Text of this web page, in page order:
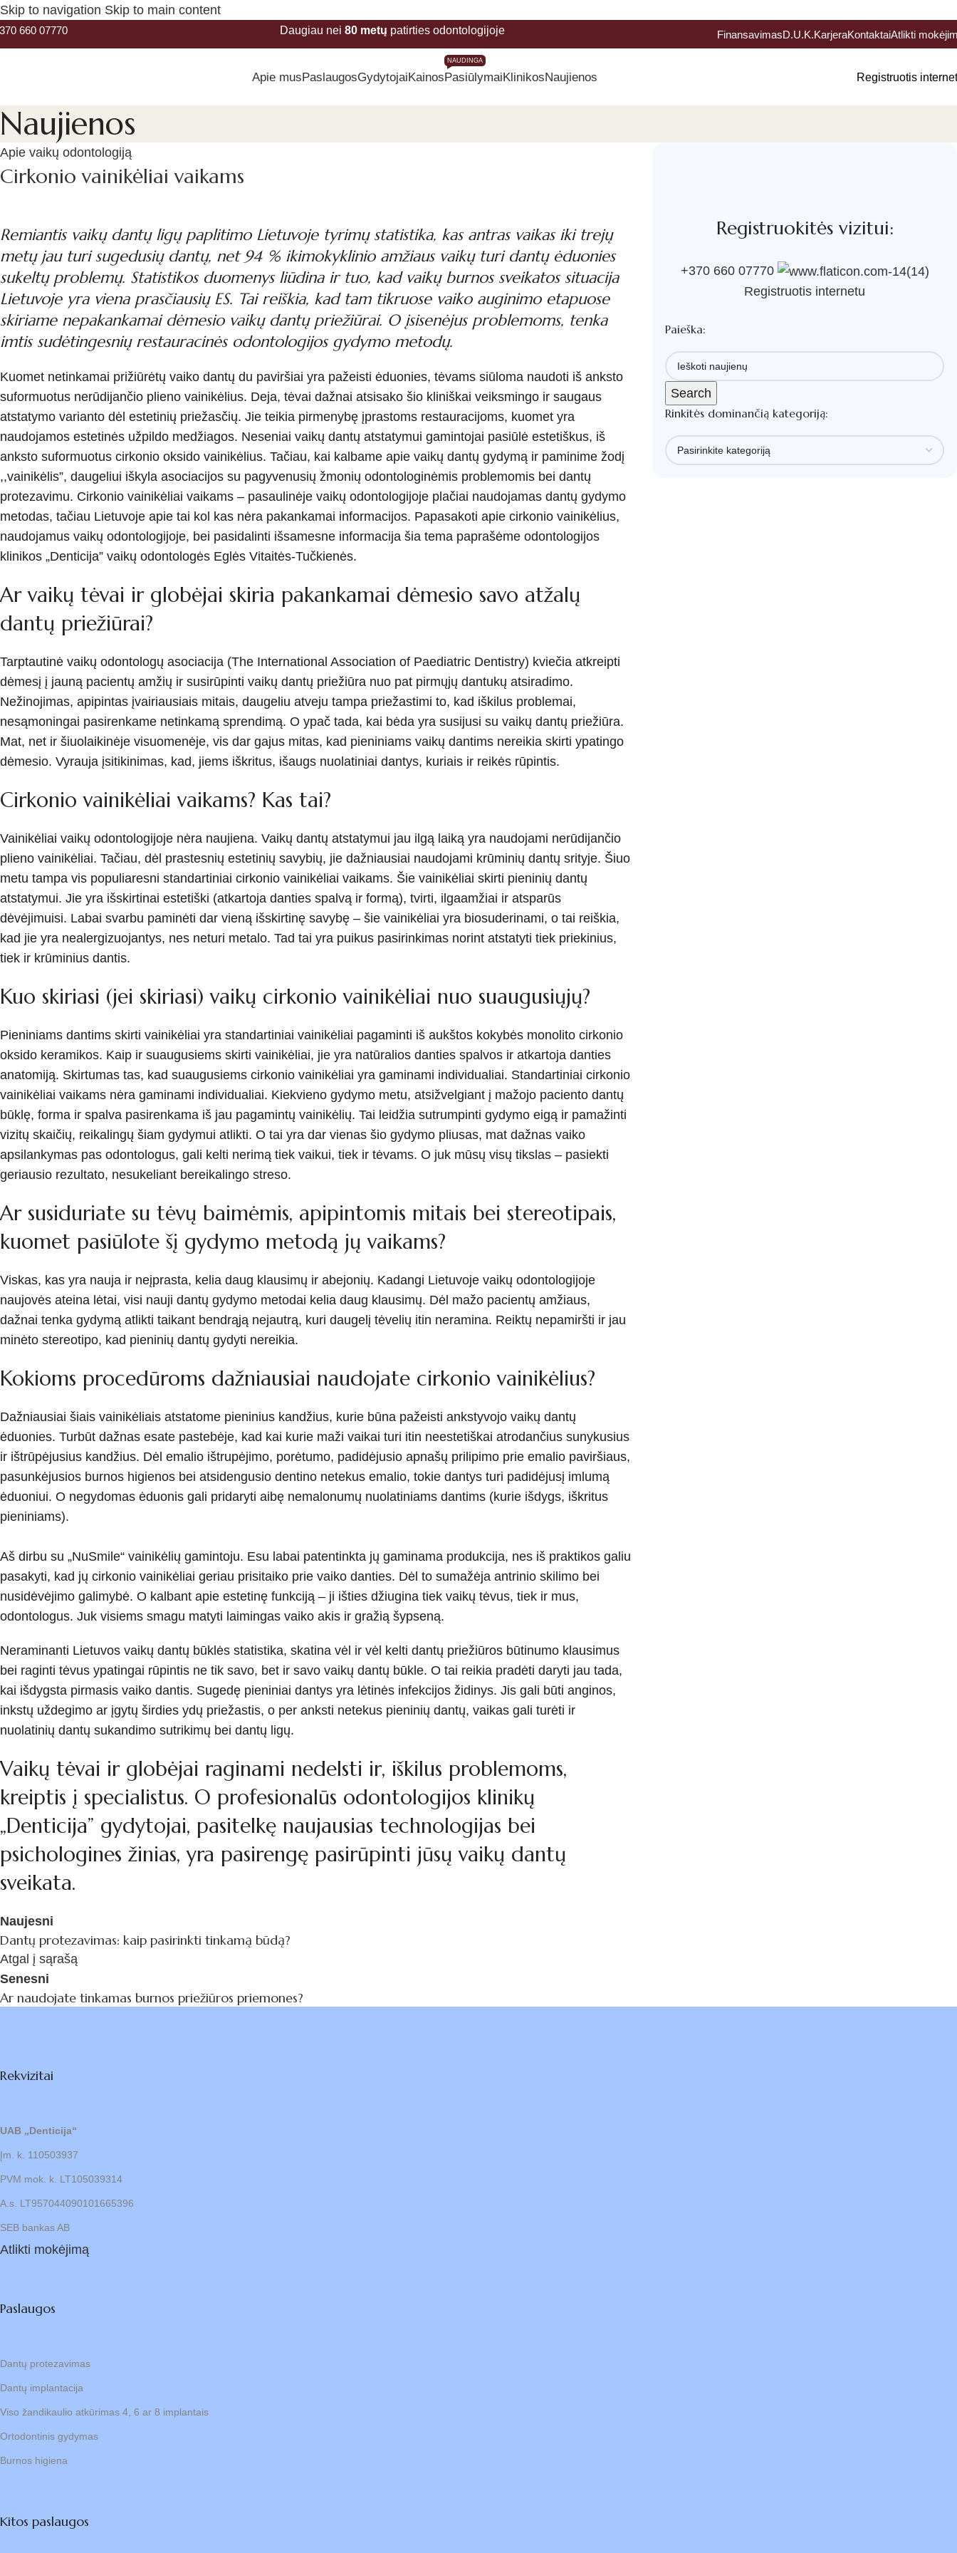
Skip to navigation Skip to main content
660 07770 Daugiau nei 80 metų patirties odontologijoje FinansavimasD.U.K.KarjeraKontaktaiAtlikti
Apie musPaslaugosGydytojaiKainosPasiūlymai
NAUDINGA
KlinikosNaujienos Registruotis
Naujienos
Apie vaikų odontologiją
Cirkonio vainikėliai vaikams
Remiantis vaikų dantų ligų paplitimo Lietuvoje tyrimų statistika, kas antras vaikas iki trejų
metų jau turi sugedusių dantų, net 94 % ikimokyklinio amžiaus vaikų turi dantų ėduonies
sukeltų problemų. Statistikos duomenys liūdina ir tuo, kad vaikų burnos sveikatos situacija
Lietuvoje yra viena prasčiausių ES. Tai reiškia, kad tam tikruose vaiko auginimo etapuose
skiriame nepakankamai dėmesio vaikų dantų priežiūrai. O įsisenėjus problemoms, tenka
imtis sudėtingesnių restauracinės odontologijos gydymo metodų.
Kuomet netinkamai prižiūrėtų vaiko dantų du paviršiai yra pažeisti ėduonies, tėvams siūloma naudoti iš anksto
suformuotus nerūdijančio plieno vainikėlius. Deja, tėvai dažnai atsisako šio kliniškai veiksmingo ir saugaus
atstatymo varianto dėl estetinių priežasčių. Jie teikia pirmenybę įprastoms restauracijoms, kuomet yra
naudojamos estetinės užpildo medžiagos. Neseniai vaikų dantų atstatymui gamintojai pasiūlė estetiškus, iš
anksto suformuotus cirkonio oksido vainikėlius. Tačiau, kai kalbame apie vaikų dantų gydymą ir paminime žodį
,,vainikėlis”, daugeliui iškyla asociacijos su pagyvenusių žmonių odontologinėmis problemomis bei dantų
protezavimu. Cirkonio vainikėliai vaikams – pasaulinėje vaikų odontologijoje plačiai naudojamas dantų gydymo
metodas, tačiau Lietuvoje apie tai kol kas nėra pakankamai informacijos. Papasakoti apie cirkonio vainikėlius,
naudojamus vaikų odontologijoje, bei pasidalinti išsamesne informacija šia tema paprašėme odontologijos
klinikos „Denticija” vaikų odontologės Eglės Vitaitės-Tučkienės.
Ar vaikų tėvai ir globėjai skiria pakankamai dėmesio savo atžalų
dantų priežiūrai?
Tarptautinė vaikų odontologų asociacija (The International Association of Paediatric Dentistry) kviečia atkreipti
dėmesį į jauną pacientų amžių ir susirūpinti vaikų dantų priežiūra nuo pat pirmųjų dantukų atsiradimo.
Nežinojimas, apipintas įvairiausiais mitais, daugeliu atveju tampa priežastimi to, kad iškilus problemai,
nesąmoningai pasirenkame netinkamą sprendimą. O ypač tada, kai bėda yra susijusi su vaikų dantų priežiūra.
Mat, net ir šiuolaikinėje visuomenėje, vis dar gajus mitas, kad pieniniams vaikų dantims nereikia skirti ypatingo
dėmesio. Vyrauja įsitikinimas, kad, jiems iškritus, išaugs nuolatiniai dantys, kuriais ir reikės rūpintis.
Cirkonio vainikėliai vaikams? Kas tai?
Vainikėliai vaikų odontologijoje nėra naujiena. Vaikų dantų atstatymui jau ilgą laiką yra naudojami nerūdijančio
plieno vainikėliai. Tačiau, dėl prastesnių estetinių savybių, jie dažniausiai naudojami krūminių dantų srityje. Šiuo
metu tampa vis populiaresni standartiniai cirkonio vainikėliai vaikams. Šie vainikėliai skirti pieninių dantų
atstatymui. Jie yra išskirtinai estetiški (atkartoja danties spalvą ir formą), tvirti, ilgaamžiai ir atsparūs
dėvėjimuisi. Labai svarbu paminėti dar vieną išskirtinę savybę – šie vainikėliai yra biosuderinami, o tai reiškia,
kad jie yra nealergizuojantys, nes neturi metalo. Tad tai yra puikus pasirinkimas norint atstatyti tiek priekinius,
tiek ir krūminius dantis.
Kuo skiriasi (jei skiriasi) vaikų cirkonio vainikėliai nuo suaugusiųjų?
Pieniniams dantims skirti vainikėliai yra standartiniai vainikėliai pagaminti iš aukštos kokybės monolito cirkonio
oksido keramikos. Kaip ir suaugusiems skirti vainikėliai, jie yra natūralios danties spalvos ir atkartoja danties
anatomiją. Skirtumas tas, kad suaugusiems cirkonio vainikėliai yra gaminami individualiai. Standartiniai cirkonio
vainikėliai vaikams nėra gaminami individualiai. Kiekvieno gydymo metu, atsižvelgiant į mažojo paciento dantų
būklę, forma ir spalva pasirenkama iš jau pagamintų vainikėlių. Tai leidžia sutrumpinti gydymo eigą ir pamažinti
vizitų skaičių, reikalingų šiam gydymui atlikti. O tai yra dar vienas šio gydymo pliusas, mat dažnas vaiko
apsilankymas pas odontologus, gali kelti nerimą tiek vaikui, tiek ir tėvams. O juk mūsų visų tikslas – pasiekti
geriausio rezultato, nesukeliant bereikalingo streso.
Ar susiduriate su tėvų baimėmis, apipintomis mitais bei stereotipais,
kuomet pasiūlote šį gydymo metodą jų vaikams?
Viskas, kas yra nauja ir neįprasta, kelia daug klausimų ir abejonių. Kadangi Lietuvoje vaikų odontologijoje
naujovės ateina lėtai, visi nauji dantų gydymo metodai kelia daug klausimų. Dėl mažo pacientų amžiaus,
dažnai tenka gydymą atlikti taikant bendrąją nejautrą, kuri daugelį tėvelių itin neramina. Reiktų nepamiršti ir jau
minėto stereotipo, kad pieninių dantų gydyti nereikia.
Kokioms procedūroms dažniausiai naudojate cirkonio vainikėlius?
Dažniausiai šiais vainikėliais atstatome pieninius kandžius, kurie būna pažeisti ankstyvojo vaikų dantų
ėduonies. Turbūt dažnas esate pastebėje, kad kai kurie maži vaikai turi itin neestetiškai atrodančius sunykusius
ir ištrūpėjusius kandžius. Dėl emalio ištrupėjimo, porėtumo, padidėjusio apnašų prilipimo prie emalio paviršiaus,
pasunkėjusios burnos higienos bei atsidengusio dentino netekus emalio, tokie dantys turi padidėjusį imlumą
ėduoniui. O negydomas ėduonis gali pridaryti aibę nemalonumų nuolatiniams dantims (kurie išdygs, iškritus
pieniniams).
Aš dirbu su „NuSmile“ vainikėlių gamintoju. Esu labai patentinkta jų gaminama produkcija, nes iš praktikos galiu
pasakyti, kad jų cirkonio vainikėliai geriau prisitaiko prie vaiko danties. Dėl to sumažėja antrinio skilimo bei
nusidėvėjimo galimybė. O kalbant apie estetinę funkciją – ji išties džiugina tiek vaikų tėvus, tiek ir mus,
odontologus. Juk visiems smagu matyti laimingas vaiko akis ir gražią šypseną.
Neraminanti Lietuvos vaikų dantų būklės statistika, skatina vėl ir vėl kelti dantų priežiūros būtinumo klausimus
bei raginti tėvus ypatingai rūpintis ne tik savo, bet ir savo vaikų dantų būkle. O tai reikia pradėti daryti jau tada,
kai išdygsta pirmasis vaiko dantis. Sugedę pieniniai dantys yra lėtinės infekcijos židinys. Jis gali būti anginos,
inkstų uždegimo ar įgytų širdies ydų priežastis, o per anksti netekus pieninių dantų, vaikas gali turėti ir
nuolatinių dantų sukandimo sutrikimų bei dantų ligų.
Vaikų tėvai ir globėjai raginami nedelsti ir, iškilus problemoms,
kreiptis į specialistus. O profesionalūs odontologijos klinikų
„Denticija” gydytojai, pasitelkę naujausias technologijas bei
psichologines žinias, yra pasirengę pasirūpinti jūsų vaikų dantų
sveikata.
Naujesni
Dantų protezavimas: kaip pasirinkti tinkamą būdą?
Atgal į sąrašą
Senesni
Ar naudojate tinkamas burnos priežiūros priemones?
Registruokitės vizitui:
+370 660 07770
Registruotis internetu
Paieška:
Search
Rinkitės dominančią kategoriją:
Rekvizitai
UAB „Denticija“
Įm. k. 110503937
PVM mok. k. LT105039314
A.s. LT957044090101665396
SEB bankas AB
Atlikti mokėjimą
Paslaugos
Dantų protezavimas
Dantų implantacija
Viso žandikaulio atkūrimas 4, 6 ar 8 implantais
Ortodontinis gydymas
Burnos higiena
Kitos paslaugos